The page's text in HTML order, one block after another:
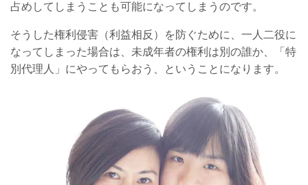
占めしてしまうことも可能になってしまうのです。
そうした権利侵害（利益相反）を防ぐために、一人二役に
なってしまった場合は、未成年者の権利は別の誰か、「特
別代理人」にやってもらおう、ということになります。